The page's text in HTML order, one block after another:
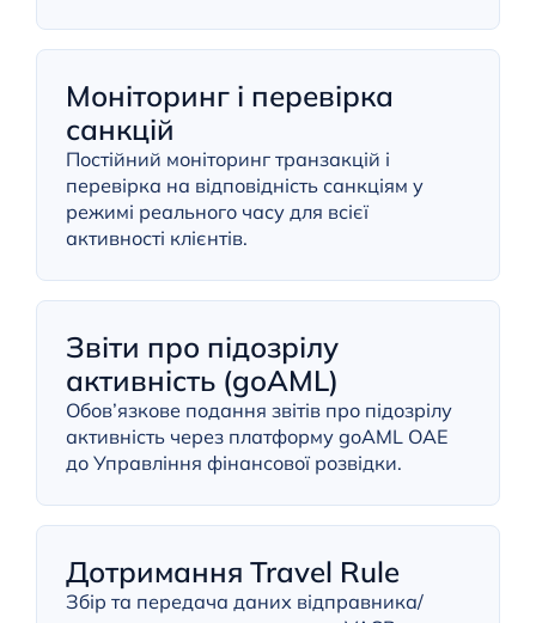
Моніторинг і перевірка
санкцій
Постійний моніторинг транзакцій і
перевірка на відповідність санкціям у
режимі реального часу для всієї
активності клієнтів.
Звіти про підозрілу
активність (goAML)
Обов’язкове подання звітів про підозрілу
активність через платформу goAML ОАЕ
до Управління фінансової розвідки.
Дотримання Travel Rule
Збір та передача даних відправника/